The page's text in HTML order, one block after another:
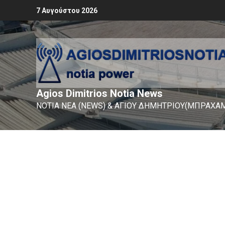
7 Αυγούστου 2026
Agios Dimitrios Notia News
ΝΟΤΙΑ ΝΕΑ (NEWS) & ΑΓΙΟΥ